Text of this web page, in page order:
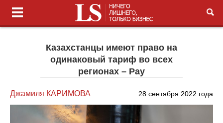
Казахстанцы имеют право на
одинаковый тариф во всех
регионах – Рау
Джамиля КАРИМОВА 28 сентября 2022 года